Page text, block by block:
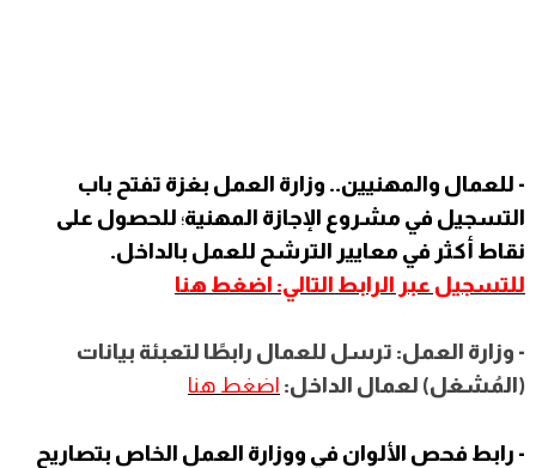
- للعمال والمهنيين.. وزارة العمل بغزة تفتح باب
التسجيل في مشروع الإجازة المهنية؛ للحصول على
نقاط أكثر في معايير الترشح للعمل بالداخل.
للتسجيل عبر الرابط التالي: اضغط هنا
- وزارة العمل: ترسل للعمال رابطًا لتعبئة بيانات
(المُشغل) لعمال الداخل: اضغط هنا
- رابط فحص الألوان في ووزارة العمل الخاص بتصاريح